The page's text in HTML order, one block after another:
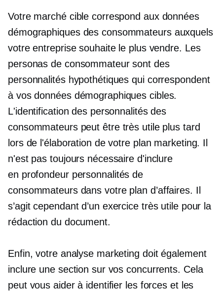
Votre marché cible correspond aux données
démographiques des consommateurs auxquels
votre entreprise souhaite le plus vendre. Les
personas de consommateur sont des
personnalités hypothétiques qui correspondent
à vos données démographiques cibles.
L'identification des personnalités des
consommateurs peut être très utile plus tard
lors de l'élaboration de votre plan marketing. Il
n'est pas toujours nécessaire d'inclure
en profondeurpersonnalités de
consommateurs dans votre plan d’affaires. Il
s’agit cependant d’un exercice très utile pour la
rédaction du document.
Enfin, votre analyse marketing doit également
inclure une section sur vos concurrents. Cela
peut vous aider à identifier les forces et les